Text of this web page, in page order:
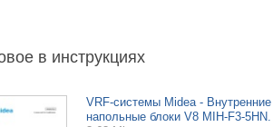
в инструкциях
VRF-системы Midea - Внутренние
напольные блоки V8 MIH-F3-5HN.